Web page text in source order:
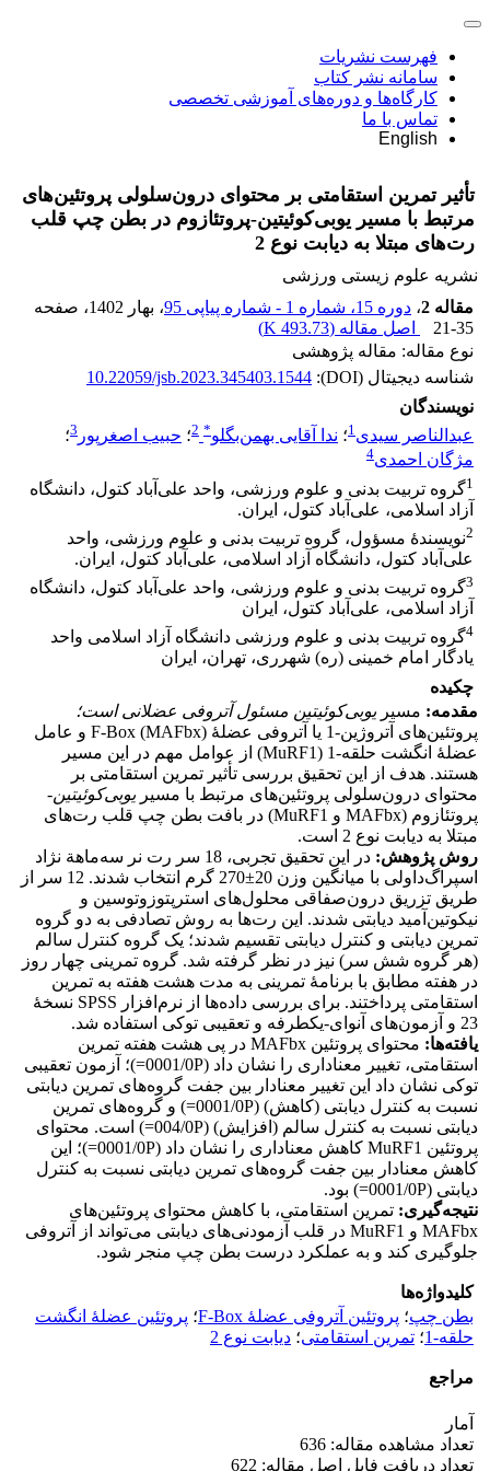
فهرست نشریات
سامانه نشر کتاب
کارگاه‌ها و دوره‌های آموزشی تخصصی
تماس با ما
English
تأثیر تمرین استقامتی بر محتوای درون‌سلولی پروتئین‌های
مرتبط با مسیر یوبی‌کوئیتین-ﭘﺮوﺗﺌﺎزوم در بطن چپ قلب
رت‌های مبتلا به دیابت نوع 2
نشریه علوم زیستی ورزشی
مقاله 2
، دوره 15، شماره 1 - شماره پیاپی 95 ، بهار 1402
، صفحه
21-35
اصل مقاله (493.73 K
)
نوع مقاله: مقاله پژوهشی
شناسه دیجیتال (DOI):
10.22059/jsb.2023.345403.1544
نویسندگان
عبدالناصر سیدی1؛ ندا آقایی بهمن‌بگلو*
2؛ حبیب اصغرپور 3؛
مژگان احمدی4
1گروه تربیت بدنی و علوم ورزشی، واحد علی‌آباد کتول، دانشگاه
آزاد اسلامی، علی‌آباد کتول، ایران.
2نویسندۀ مسؤول، گروه تربیت بدنی و علوم ورزشی، واحد
علی‌آباد کتول، دانشگاه آزاد اسلامی، علی‌آباد کتول، ایران.
3گروه تربیت بدنی و علوم ورزشی، واحد علی‌آباد کتول، دانشگاه
آزاد اسلامی، علی‌آباد کتول، ایران
4گروه تربیت بدنی و علوم ورزشی دانشگاه آزاد اسلامی واحد
یادگار امام خمینی (ره) شهرری، تهران، ایران
چکیده
مقدمه: مسیریوبی‌کوئیتین مسئول آتروفی عضلانیاست؛
پروتئین‌های آتروژین-1 یا آتروفی عضلۀ F-Box (MAFbx) و عامل
عضلۀ انگشت حلقه‌-1 (MuRF1) از عوامل مهم در این مسیر
هستند. هدف از این تحقیق بررسی تأثیر تمرین استقامتی بر
محتوای درون‌سلولی پروتئین‌های مرتبط با مسیریوبی‌کوئیتین-
ﭘﺮوﺗﺌﺎزوم (MAFbx و MuRF1) در بافت بطن چپ قلب رت‌های
مبتلا به دیابت نوع 2 است.
روش پژوهش:
در این تحقیق‌ تجربی، 18 سر رت نر سه‌ماهة نژاد
اسپراگ‌داولی با میانگین وزن 20±270 گرم انتخاب شدند. 12 سر از
طریق تزریق درون‌صفاقی محلول‌های استرپتوزوتوسین و
نیکوتین‌آمید دیابتی شدند. این رت‌ها به روش تصادفی به دو گروه
تمرین دیابتی و کنترل دیابتی تقسیم شدند؛ یک گروه کنترل سالم
(هر گروه شش سر) نیز در نظر گرفته شد. گروه تمرینی چهار روز
در هفته مطابق با برنامۀ تمرینی به مدت هشت هفته به تمرین
استقامتی پرداختند. برای بررسی داده‌ها از نرم‌افزار SPSS نسخۀ
23 و آزمون‌های آنوای-یکطرفه و تعقیبی توکی استفاده‏ شد.
یافته‌ها:
محتوای پروتئین MAFbx در پی هشت هفته تمرین
استقامتی، تغییر معنا‌داری را نشان داد (0001/0P=)؛ آزمون تعقیبی
توکی نشان داد این تغییر معنا‌دار بین جفت گروه‌های تمرین دیابتی
نسبت به کنترل دیابتی (کاهش) (0001/0P=) و گروه‌های تمرین
دیابتی نسبت به کنترل سالم (افزایش) (004/0P=) است. محتوای
پروتئین MuRF1 کاهش معنا‌داری را نشان داد (0001/0P=)؛ این
کاهش معنا‌دار بین جفت گروه‌های تمرین دیابتی نسبت به کنترل
دیابتی (0001/0P=) بود.
نتیجه‌گیری: تمرین استقامتی، با کاهش محتوای پروتئین‌های
MAFbx و MuRF1 در قلب آزمودنی‌های دیابتی می‌تواند از آتروفی
جلوگیری کند و به عملکرد درست بطن چپ منجر شود.
کلیدواژه‌ها
بطن چپ؛ پروتئین آتروفی عضلۀ F-Box ؛ پروتئین عضلۀ انگشت
حلقه‌-1 ؛ تمرین استقامتی؛ دیابت نوع 2
مراجع
آمار
تعداد مشاهده مقاله: 636
تعداد دریافت فایل اصل مقاله: 622